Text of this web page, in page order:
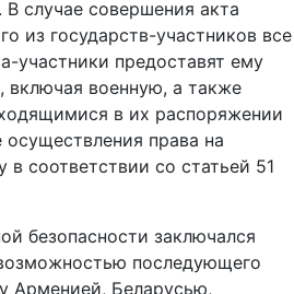
случае совершения акта
из государств-участников все
участники предоставят ему
военную, а также
в их распоряжении
права на
в соответствии со статьей 51
безопасности заключался
последующего
Арменией, Беларусью,